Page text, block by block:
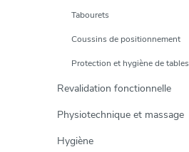
Tabourets
Coussins de positionnement
Protection et hygiène de tables
Revalidation fonctionnelle
Physiotechnique et massage
Hygiène